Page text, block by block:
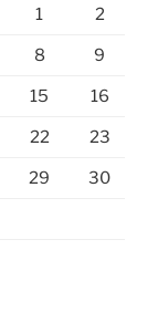
1 2
8 9
15 16
22 23
29 30